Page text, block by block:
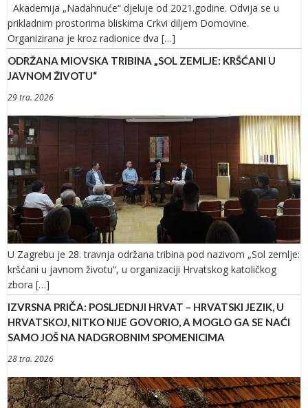
Akademija „Nadahnuće“ djeluje od 2021.godine. Odvija se u
prikladnim prostorima bliskima Crkvi diljem Domovine.
Organizirana je kroz radionice dva […]
ODRŽANA MIOVSKA TRIBINA „SOL ZEMLJE: KRŠĆANI U
JAVNOM ŽIVOTU“
29 tra. 2026
U Zagrebu je 28. travnja održana tribina pod nazivom „Sol zemlje:
kršćani u javnom životu“, u organizaciji Hrvatskog katoličkog
zbora […]
IZVRSNA PRIČA: POSLJEDNJI HRVAT – HRVATSKI JEZIK, U
HRVATSKOJ, NITKO NIJE GOVORIO, A MOGLO GA SE NAĆI
SAMO JOŠ NA NADGROBNIM SPOMENICIMA
28 tra. 2026